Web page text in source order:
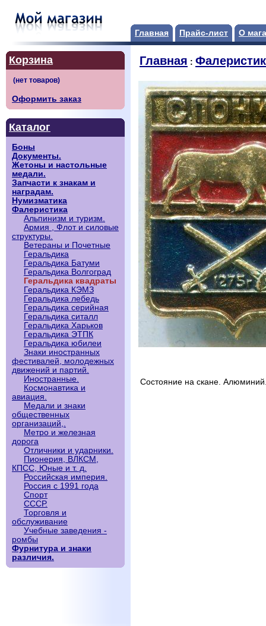
Главная Прайс-лист О
Корзина
Оформить заказ
Каталог
Боны
Документы.
Жетоны и настольные
медали.
Запчасти к знакам и
наградам.
Нумизматика
Фалеристика
Альпинизм и туризм.
Армия , Флот и силовые
структуры.
Ветераны и Почетные
Геральдика
Геральдика Батуми
Геральдика Волгоград
Геральдика квадраты
Геральдика КЭМЗ
Геральдика лебедь
Геральдика серийная
Геральдика ситалл
Геральдика Харьков
Геральдика ЭТПК
Геральдика юбилеи
Знаки иностранных
фестивалей, молодежных
движений и партий.
Иностранные.
Космонавтика и
авиация.
Медали и знаки
общественных
организаций,.
Метро и железная
дорога
Отличники и ударники.
Пионерия, ВЛКСМ,
КПСС, Юные и т. д.
Российская империя.
Россия с 1991 года
Спорт
СССР.
Торговля и
обслуживание
Учебные заведения -
ромбы
Фурнитура и знаки
различия.
Главная :
Состояние на скане.